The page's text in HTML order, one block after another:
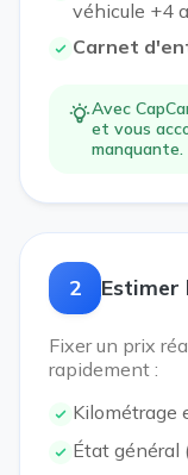
véhicule +4
Carnet
Avec
et vous
manquante.
2 Estimer
Fixer un prix
rapidement :
Kilométrage
État général